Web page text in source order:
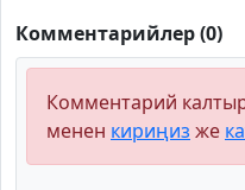
Комментарийлер (0)
Комментарий
менен кириңиз же